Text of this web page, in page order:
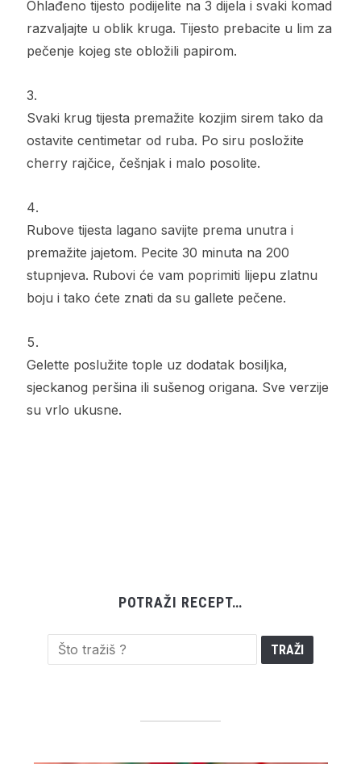
Ohlađeno tijesto podijelite na 3 dijela i svaki komad
razvaljajte u oblik kruga. Tijesto prebacite u lim za
pečenje kojeg ste obložili papirom.
Svaki krug tijesta premažite kozjim sirem tako da
ostavite centimetar od ruba. Po siru posložite
cherry rajčice, češnjak i malo posolite.
Rubove tijesta lagano savijte prema unutra i
premažite jajetom. Pecite 30 minuta na 200
stupnjeva. Rubovi će vam poprimiti lijepu zlatnu
boju i tako ćete znati da su gallete pečene.
Gelette poslužite tople uz dodatak bosiljka,
sjeckanog peršina ili sušenog origana. Sve verzije
su vrlo ukusne.
POTRAŽI RECEPT…